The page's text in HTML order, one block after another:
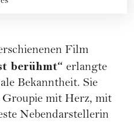
Film
berühmt“ erlangte
Bekanntheit. Sie
mit Herz, mit
Nebendarstellerin